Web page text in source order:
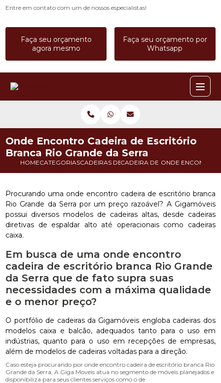
Entre em contato com um de nossos especialistas!
Faça seu orçamento
agora mesmo
Faça seu orçamento por
Whatsapp
HOMECATEGORIASCADEIRAS DE ESCRITORIOCADEIRA DE ESCRITORIO ALTA
ONDE ENCONTRO
Onde Encontro Cadeira de Escritório
Branca Rio Grande da Serra
Procurando uma onde encontro cadeira de escritório branca
Rio Grande da Serra por um preço razoável? A Gigamóveis
possui diversos modelos de cadeiras altas, desde cadeiras
diretivas de espaldar alto até operacionais como cadeiras
caixa.
Em busca de uma onde encontro
cadeira de escritório branca Rio Grande
da Serra que de fato supra suas
necessidades com a máxima qualidade
e o menor preço?
O portfólio de cadeiras da Gigamóveis engloba cadeiras dos
modelos caixa e balcão, adequados tanto para o uso em
indústrias, quanto para o uso em recepções de empresas,
além de modelos de cadeiras voltadas para a direção.
Caso esteja procurando por onde encontro cadeira de escritório branca Rio
Grande da Serra, A Giga Moveis atua no segmento de móveis planejados e
disponibiliza para seus clientes serviços como o de